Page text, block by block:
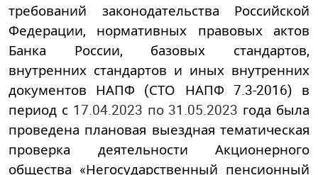
требований законодательства Российской
Федерации, нормативных правовых актов
Банка России, базовых стандартов,
внутренних стандартов и иных внутренних
документов НАПФ (СТО НАПФ 7.3-2016) в
период с17.04.2023 по 31.05.2023 года была
проведена плановая выездная тематическая
проверка деятельности Акционерного
общества «Негосударственный пенсионный